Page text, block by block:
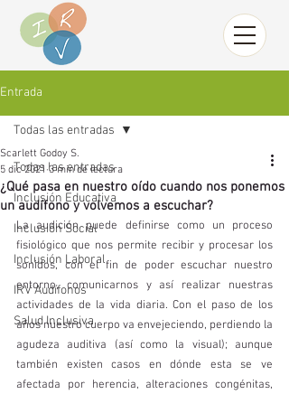
Entrada
Todas las entradas
Inclusión Educativa
Inclusión Social
Inclusión Laboral
IRV Audífonos
Salud Inclusiva
Todas las entradas
¿Qué pasa en nuestro oído cuando nos ponemos
un audífono y volvemos a escuchar?
Scarlett Godoy S.
5 dic 2021 3 min de lectura
La audición puede definirse como un proceso
fisiológico que nos permite recibir y procesar los
sonidos, con el fin de poder escuchar nuestro
entorno, comunicarnos y así realizar nuestras
actividades de la vida diaria. Con el paso de los
años nuestro cuerpo va envejeciendo, perdiendo la
agudeza auditiva (así como la visual); aunque
también existen casos en dónde esta se ve
afectada por herencia, alteraciones congénitas,